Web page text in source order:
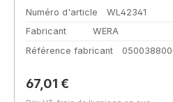
Numéro d'article
WL42341
Fabricant
WERA
Référence fabricant
Prix régulier :
67,01 €